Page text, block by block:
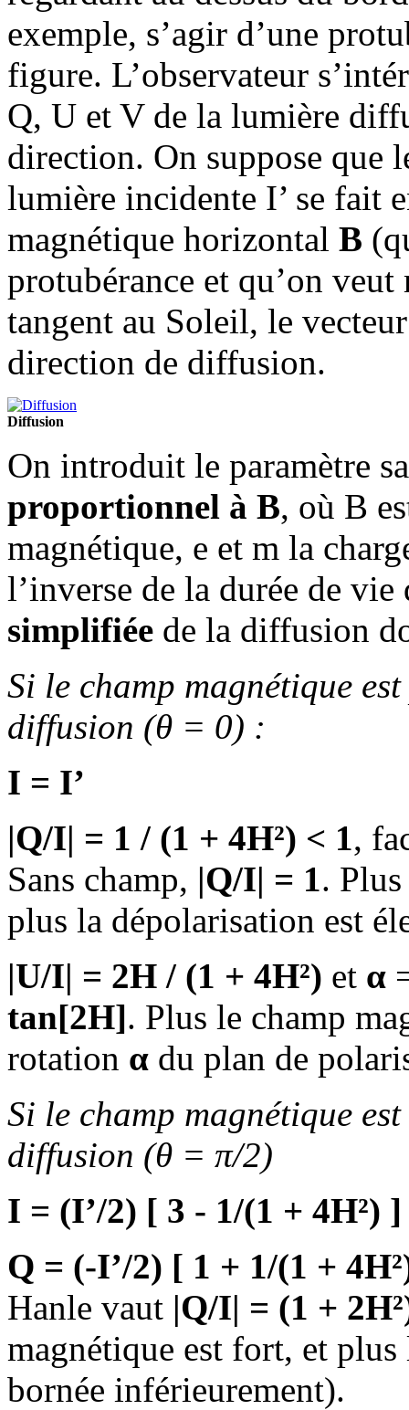
exemple, s’agir d’une
figure. L’observateur
Q, U et V de la lumière
direction. On suppose que
lumière incidente I’ se fait
magnétique horizontal B
protubérance et qu’on
tangent au Soleil, le
direction de diffusion.
Diffusion
On introduit le paramètre
proportionnel à B, où B
magnétique, e et m la
l’inverse de la durée de
simplifiée de la diffusion
Si le champ magnétique
diffusion (θ = 0) :
I = I’
|Q/I| = 1 / (1 + 4H²) < 1,
Sans champ, |Q/I| = 1.
plus la dépolarisation est
|U/I| = 2H / (1 + 4H²) et α
tan[2H]. Plus le champ
rotation α du plan de
Si le champ magnétique
diffusion (θ = π/2)
I = (I’/2) [ 3 - 1/(1 + 4H²) ]
Q = (-I’/2) [ 1 + 1/(1 +
Hanle vaut |Q/I| = (1 +
magnétique est fort, et
bornée inférieurement).